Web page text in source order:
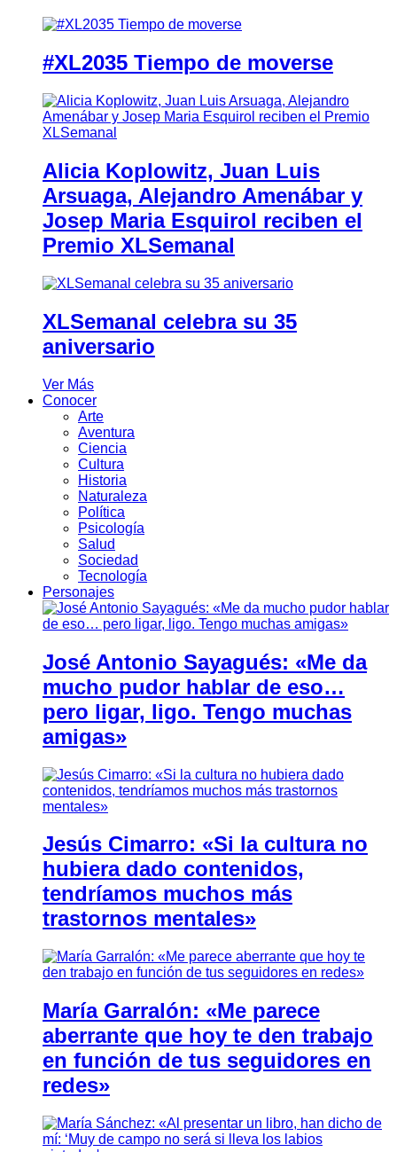
#XL2035 Tiempo de moverse
Alicia Koplowitz, Juan Luis
Arsuaga, Alejandro Amenábar y
Josep Maria Esquirol reciben el
Premio XLSemanal
XLSemanal celebra su 35
aniversario
Ver Más
Conocer
Arte
Aventura
Ciencia
Cultura
Historia
Naturaleza
Política
Psicología
Salud
Sociedad
Tecnología
Personajes
José Antonio Sayagués: «Me da
mucho pudor hablar de eso…
pero ligar, ligo. Tengo muchas
amigas»
Jesús Cimarro: «Si la cultura no
hubiera dado contenidos,
tendríamos muchos más
trastornos mentales»
María Garralón: «Me parece
aberrante que hoy te den trabajo
en función de tus seguidores en
redes»